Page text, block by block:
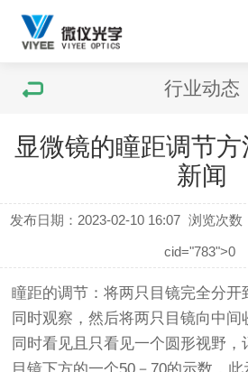
行业动态
显微镜的瞳距调节
新闻
发布日期：2023-02-10 16:07 浏览次数
cid="783">0
瞳距的调节：将两只目镜完全分开
同时观察，然后将两只目镜向中
同时看见且只看见一个圆形视野，